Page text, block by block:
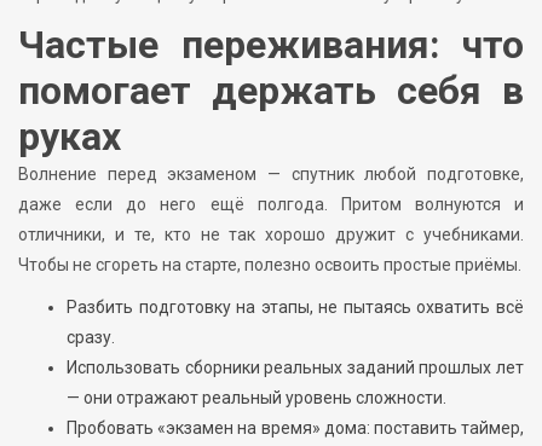
Частые переживания: что
помогает держать себя в
руках
Волнение перед экзаменом — спутник любой подготовке,
даже если до него ещё полгода. Притом волнуются и
отличники, и те, кто не так хорошо дружит с учебниками.
Чтобы не сгореть на старте, полезно освоить простые приёмы.
Разбить подготовку на этапы, не пытаясь охватить всё
сразу.
Использовать сборники реальных заданий прошлых лет
— они отражают реальный уровень сложности.
Пробовать «экзамен на время» дома: поставить таймер,